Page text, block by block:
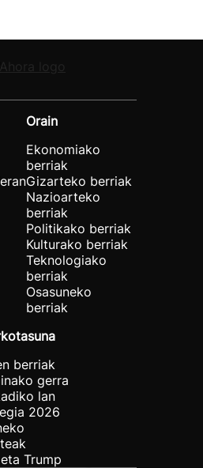
Orain
Ekonomiako
berriak
Gizarteko berriak
Nazioarteko
berriak
Politikako berriak
Kulturako berriak
Teknologiako
berriak
Osasuneko
berriak
berriak
gerra
lan
2026
Trump